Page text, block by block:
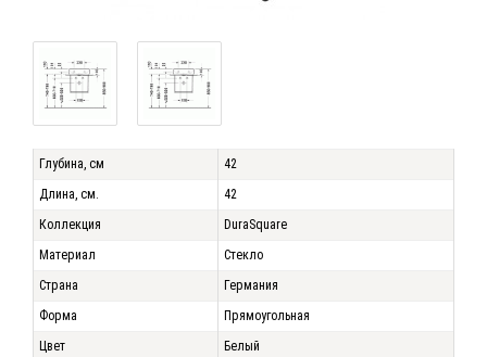
Глубина, см
42
Длина, см.
42
Коллекция
DuraSquare
Материал
Стекло
Страна
Германия
Форма
Прямоугольная
Цвет
Белый